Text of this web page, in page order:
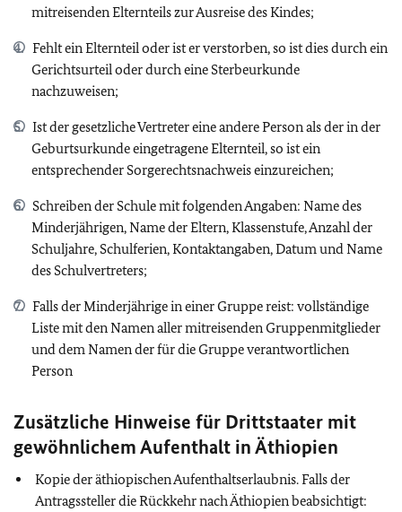
mitreisenden Elternteils zur Ausreise des Kindes;
Fehlt ein Elternteil oder ist er verstorben, so ist dies durch ein
Gerichtsurteil oder durch eine Sterbeurkunde
nachzuweisen;
Ist der gesetzliche Vertreter eine andere Person als der in der
Geburtsurkunde eingetragene Elternteil, so ist ein
entsprechender Sorgerechtsnachweis einzureichen;
Schreiben der Schule mit folgenden Angaben: Name des
Minderjährigen, Name der Eltern, Klassenstufe, Anzahl der
Schuljahre, Schulferien, Kontaktangaben, Datum und Name
des Schulvertreters;
Falls der Minderjährige in einer Gruppe reist: vollständige
Liste mit den Namen aller mitreisenden Gruppenmitglieder
und dem Namen der für die Gruppe verantwortlichen
Person
Zusätzliche Hinweise für Drittstaater mit
gewöhnlichem Aufenthalt in Äthiopien
Kopie der äthiopischen Aufenthaltserlaubnis. Falls der
Antragssteller die Rückkehr nach Äthiopien beabsichtigt: